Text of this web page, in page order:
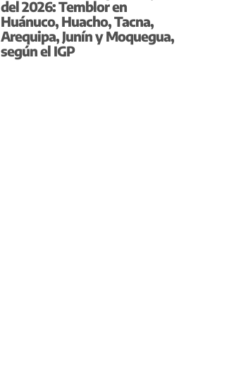
del 2026: Temblor en
Huánuco, Huacho, Tacna,
Arequipa, Junín y Moquegua,
según el IGP